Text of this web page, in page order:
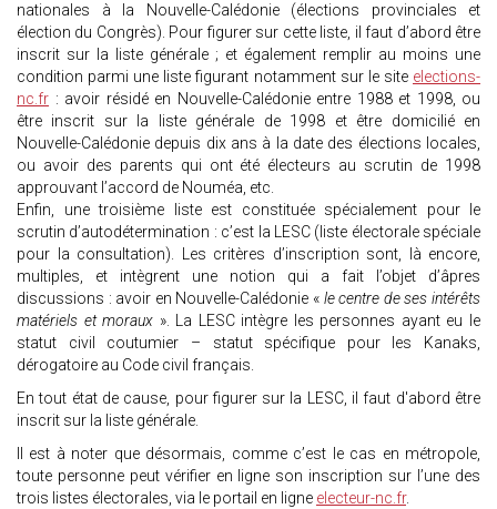
nationales à la Nouvelle-Calédonie (élections provinciales et
élection du Congrès). Pour figurer sur cette liste, il faut d’abord être
inscrit sur la liste générale ; et également remplir au moins une
condition parmi une liste figurant notamment sur le site elections-
nc.fr : avoir résidé en Nouvelle-Calédonie entre 1988 et 1998, ou
être inscrit sur la liste générale de 1998 et être domicilié en
Nouvelle-Calédonie depuis dix ans à la date des élections locales,
ou avoir des parents qui ont été électeurs au scrutin de 1998
approuvant l’accord de Nouméa, etc.
Enfin, une troisième liste est constituée spécialement pour le
scrutin d’autodétermination : c’est la LESC (liste électorale spéciale
pour la consultation). Les critères d’inscription sont, là encore,
multiples, et intègrent une notion qui a fait l’objet d’âpres
discussions : avoir en Nouvelle-Calédonie « le centre de ses intérêts
matériels et moraux ». La LESC intègre les personnes ayant eu le
statut civil coutumier – statut spécifique pour les Kanaks,
dérogatoire au Code civil français.
En tout état de cause, pour figurer sur la LESC, il faut d'abord être
inscrit sur la liste générale.
Il est à noter que désormais, comme c’est le cas en métropole,
toute personne peut vérifier en ligne son inscription sur l’une des
trois listes électorales, via le portail en ligne electeur-nc.fr.